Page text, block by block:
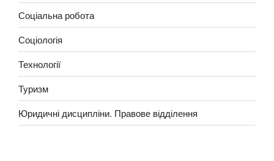
Соціальна робота
Соціологія
Технології
Туризм
Юридичні дисципліни. Правове відділення